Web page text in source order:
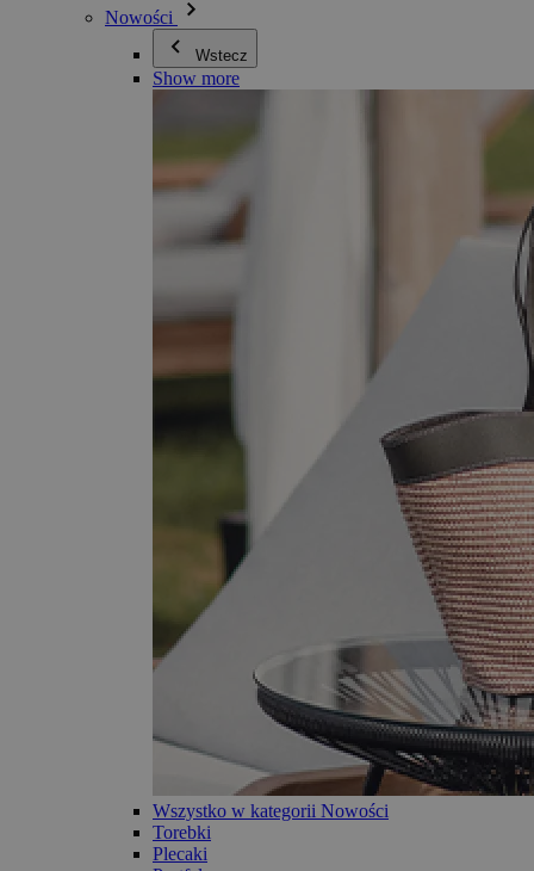
Nowości
Wstecz
Show more
Wszystko w kategorii Nowości
Torebki
Plecaki